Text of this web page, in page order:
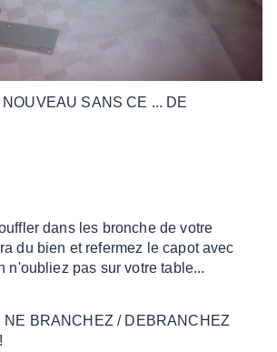
SANS CE ... DE
dans les bronche de votre
du bien et refermez le capot avec
n'oubliez pas sur votre table...
NE BRANCHEZ / DEBRANCHEZ